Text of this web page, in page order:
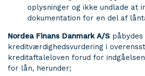
oplysninger og ikke undlade at
dokumentation for en del af
Nordea Finans Danmark A/S
kreditværdighedsvurdering i
kreditaftaleloven forud for
for lån, herunder;